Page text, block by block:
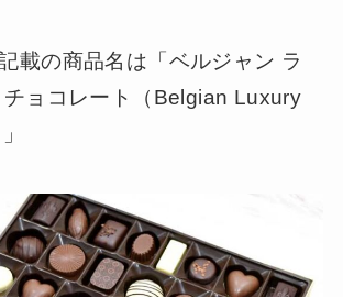
載の商品名は「ベルジャン ラ
チョコレート（Belgian Luxury